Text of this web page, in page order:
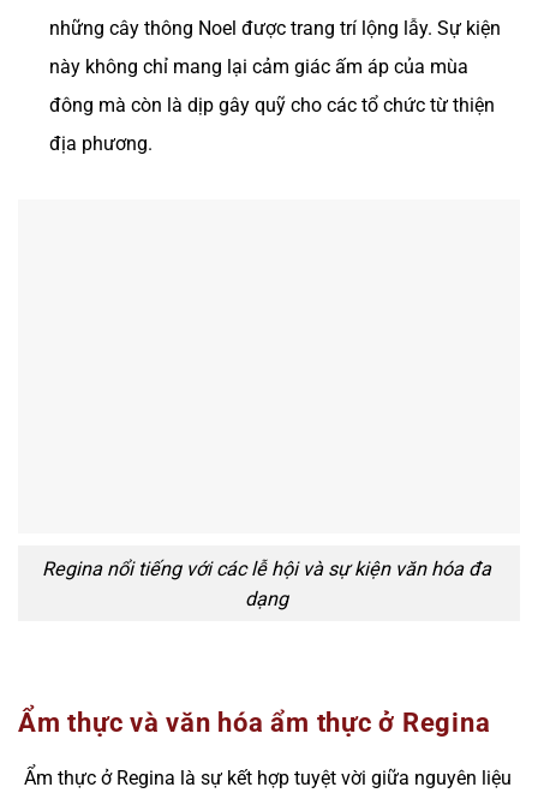
những cây thông Noel được trang trí lộng lẫy. Sự kiện
này không chỉ mang lại cảm giác ấm áp của mùa
đông mà còn là dịp gây quỹ cho các tổ chức từ thiện
địa phương.
Regina nổi tiếng với các lễ hội và sự kiện văn hóa đa
dạng
Ẩm thực và văn hóa ẩm thực ở Regina
Ẩm thực ở Regina là sự kết hợp tuyệt vời giữa nguyên liệu